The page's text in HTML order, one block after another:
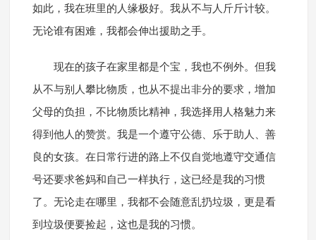
如此，我在班里的人缘极好。我从不与人斤斤计较。
无论谁有困难，我都会伸出援助之手。
现在的孩子在家里都是个宝，我也不例外。但我
从不与别人攀比物质，也从不提出非分的要求，增加
父母的负担，不比物质比精神，我选择用人格魅力来
得到他人的赞赏。我是一个遵守公德、乐于助人、善
良的女孩。在日常行进的路上不仅自觉地遵守交通信
号还要求爸妈和自己一样执行，这已经是我的习惯
了。无论走在哪里，我都不会随意乱扔垃圾，更是看
到垃圾便要捡起，这也是我的习惯。